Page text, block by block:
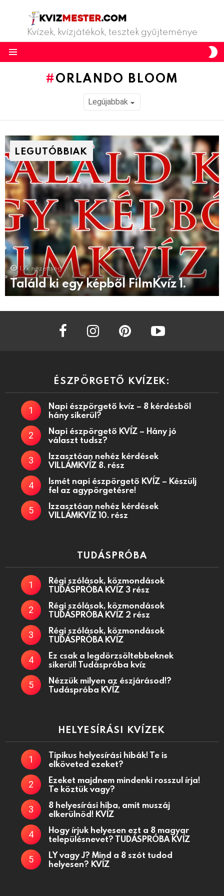
Kvízek, kvízjátékok, tesztek gyűjteménye
ORLANDO BLOOM
LEGUTÓBBIAK
1.7k nézettség
Találd ki egy képből FilmKvíz 1.
facebook instagram
ÉSZPÖRGETŐ KVÍZEK:
Napi észpörgető kvíz – 8 kérdésből
hány sikerül?
Napi észpörgető KVÍZ – Hány jó
választ tudsz?
Izzasztóan nehéz kérdések
VILLÁMKVÍZ 8. rész
Ismét napi észpörgető KVÍZ – Készülj
fel az agypörgetésre!
Izzasztóan nehéz kérdések
VILLÁMKVÍZ 10. rész
TUDÁSPRÓBA
Régi szólások, közmondások
TUDÁSPRÓBA KVÍZ 3 rész
Régi szólások, közmondások
TUDÁSPRÓBA KVÍZ 2 rész
Régi szólások, közmondások
TUDÁSPRÓBA KVÍZ
Ez csak a legdörzsöltebbeknek
sikerül! Tudáspróba kvíz
Nézzük milyen az észjárásod!?
Tudáspróba KVÍZ
HELYESÍRÁSI KVÍZEK
Tipikus helyesírási hibák! Te is
elköveted ezeket?
Ezeket majdnem mindenki rosszul írja!
Te köztük vagy?
8 helyesírási hiba, amit muszáj
elkerülnöd! KVÍZ
Hogy írjuk helyesen ezt a 8 magyar
településnevet? TUDÁSPRÓBA KVÍZ
LY vagy J? Mind a 8 szót tudod
helyesen? KVÍZ